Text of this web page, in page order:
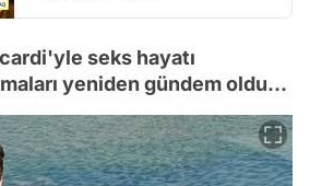
seks hayatı
yeniden gündem oldu...